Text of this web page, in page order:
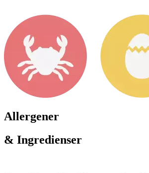
Allergener
& Ingredienser